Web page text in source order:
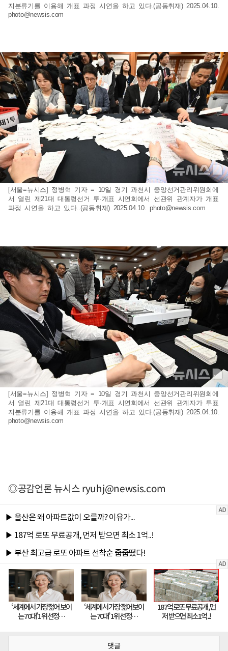
지분류기를 이용해 개표 과정 시연을 하고 있다.(공동취재) 2025.04.10.
photo@newsis.com
[서울=뉴시스] 정병혁 기자 = 10일 경기 과천시 중앙선거관리위원회에
서 열린 제21대 대통령선거 투·개표 시연회에서 선관위 관계자가 개표
과정 시연을 하고 있다..(공동취재) 2025.04.10.photo@newsis.com
[서울=뉴시스] 정병혁 기자 = 10일 경기 과천시 중앙선거관리위원회에
서 열린 제21대 대통령선거 투·개표 시연회에서 선관위 관계자가 투표
지분류기를 이용해 개표 과정 시연을 하고 있다.(공동취재) 2025.04.10.
photo@newsis.com
◎공감언론 뉴시스ryuhj@newsis.com
댓글